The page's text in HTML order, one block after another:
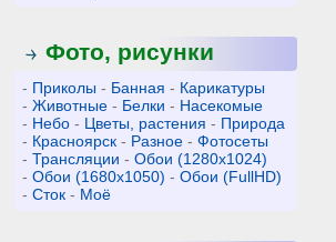
Фото, рисунки
- Приколы - Банная - Карикатуры
-Животные - Белки - Насекомые
- Небо - Цветы, растения - Природа
- Красноярск - Разное -Фотосеты
-Трансляции -Обои (1280x1024)
-Обои (1680x1050) -Обои (FullHD)
-Сток - Моё